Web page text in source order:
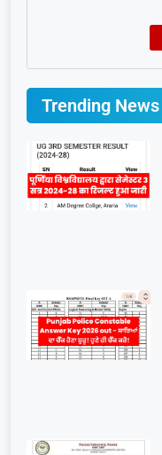
Trending News